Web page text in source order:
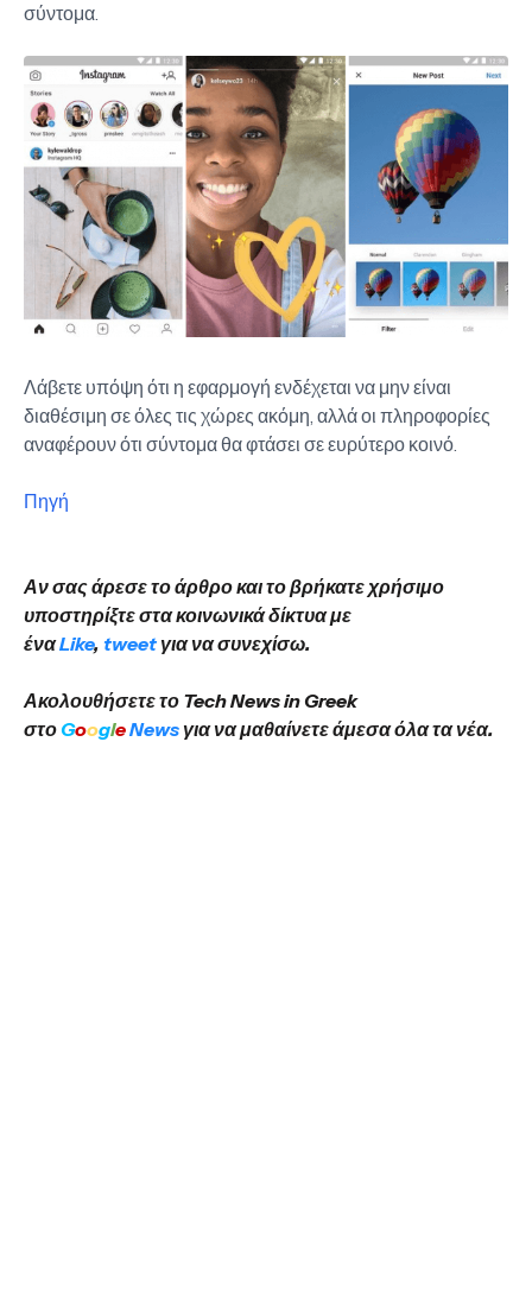
σύντομα.
Λάβετε υπόψη ότι η εφαρμογή ενδέχεται να μην είναι
διαθέσιμη σε όλες τις χώρες ακόμη, αλλά οι πληροφορίες
αναφέρουν ότι σύντομα θα φτάσει σε ευρύτερο κοινό.
Πηγή
Αν σας άρεσε το άρθρο και το βρήκατε χρήσιμο
υποστηρίξτε στα κοινωνικά δίκτυα με
έναLike, tweet για να συνεχίσω.
Ακολουθήσετε το Tech News in Greek
στο GoogleNews για να μαθαίνετε άμεσα όλα τα νέα.